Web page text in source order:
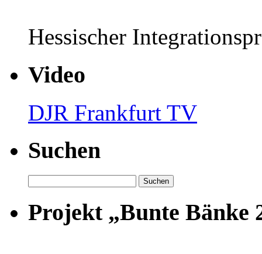
Hessischer
Video
DJR Frankfurt TV
Suchen
nach:
Projekt „Bunte Bänke